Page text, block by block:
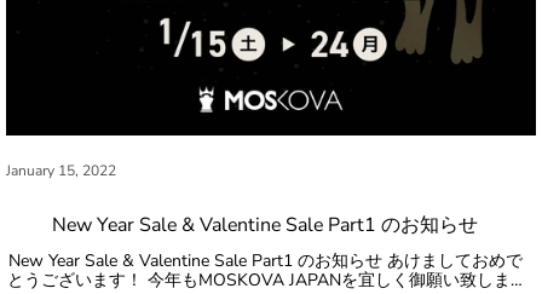
January 15, 2022
New Year Sale & Valentine Sale Part1 のお知らせ
New Year Sale & Valentine Sale Part1 のお知らせ あけましておめで
とうございます！ 今年もMOSKOVA JAPANを宜しく御願い致しま…